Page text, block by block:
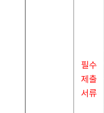
필수
제출
서류